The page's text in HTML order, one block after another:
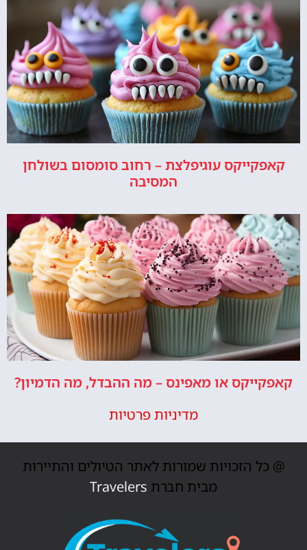
קאפקייקס עוגיפלצת – רחוב סומסום בשולחן
המסיבה
קאפקייקס או מאפינס – מה ההבדל, מה הדמיון?
מדיניות פרטיות
@ כל הזכויות שמורות לאתר הטיולים והתיירות
מבית חברת Travelers